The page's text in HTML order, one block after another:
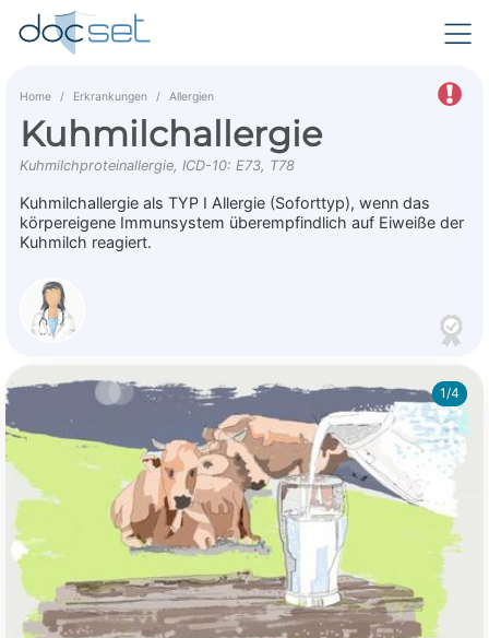
Home Erkrankungen Allergien
Kuhmilchallergie
Kuhmilchproteinallergie, ICD-10: E73, T78
Kuhmilchallergie als TYP I Allergie (Soforttyp), wenn das
körpereigene Immunsystem überempfindlich auf Eiweiße der
Kuhmilch reagiert.
1/4